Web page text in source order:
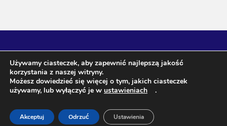
Agnieszka Janeczko / wróżka Arkadia ul. Szafirowa 3, 20-
573 Lublin NIP 713-129-67-20 Regon 431021008 Tel. 507-198-
Używamy ciasteczek, aby zapewnić najlepszą jakość
korzystania z naszej witryny.
Możesz dowiedzieć się więcej o tym, jakich ciasteczek
używamy, lub wyłączyć je w ustawieniach .
Akceptuj Odrzuć Ustawienia